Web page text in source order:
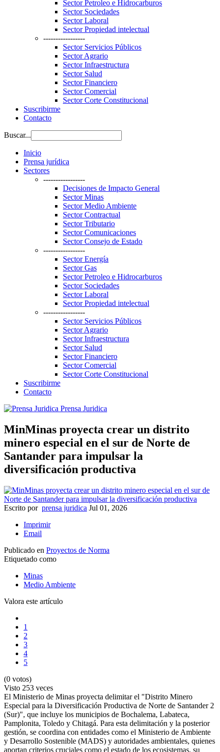
Sector Petroleo e Hidrocarburos
Sector Sociedades
Sector Laboral
Sector Propiedad intelectual
-----------------
Sector Servicios Públicos
Sector Agrario
Sector Infraestructura
Sector Salud
Sector Financiero
Sector Comercial
Sector Corte Constitucional
Suscribirme
Contacto
Buscar...
Inicio
Prensa jurídica
Sectores
-----------------
Decisiones de Impacto General
Sector Minas
Sector Medio Ambiente
Sector Contractual
Sector Tributario
Sector Comunicaciones
Sector Consejo de Estado
-----------------
Sector Energía
Sector Gas
Sector Petroleo e Hidrocarburos
Sector Sociedades
Sector Laboral
Sector Propiedad intelectual
-----------------
Sector Servicios Públicos
Sector Agrario
Sector Infraestructura
Sector Salud
Sector Financiero
Sector Comercial
Sector Corte Constitucional
Suscribirme
Contacto
Prensa Juridica
MinMinas proyecta crear un distrito
minero especial en el sur de Norte de
Santander para impulsar la
diversificación productiva
Escrito por prensa juridica Jul 01, 2026
Imprimir
Email
Publicado en Proyectos de Norma
Etiquetado como
Minas
Medio Ambiente
Valora este artículo
1
2
3
4
5
(0 votos)
Visto 253 veces
El Ministerio de Minas proyecta delimitar el "Distrito Minero
Especial para la Diversificación Productiva de Norte de Santander 2
(Sur)", que incluye los municipios de Bochalema, Labateca,
Pamplonita, Toledo y Chitagá. Para esta delimitación y la posterior
gestión, se coordina con entidades como el Ministerio de Ambiente
y Desarrollo Sostenible (MADS) y autoridades ambientales, quienes
aportan criterios cruciales como el estado de los ecosistemas, su